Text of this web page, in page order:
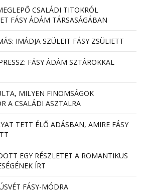
CSALÁDI TITOKRÓL
FÁSY ÁDÁM TÁRSASÁGÁBAN
IMÁDJA SZÜLEIT FÁSY ZSÜLIETT
FÁSY ÁDÁM SZTÁROKKAL
MILYEN FINOMSÁGOK
A CSALÁDI ASZTALRA
TETT ÉLŐ ADÁSBAN, AMIRE FÁSY
EGY RÉSZLETET A ROMANTIKUS
ÍRT
FÁSY-MÓDRA